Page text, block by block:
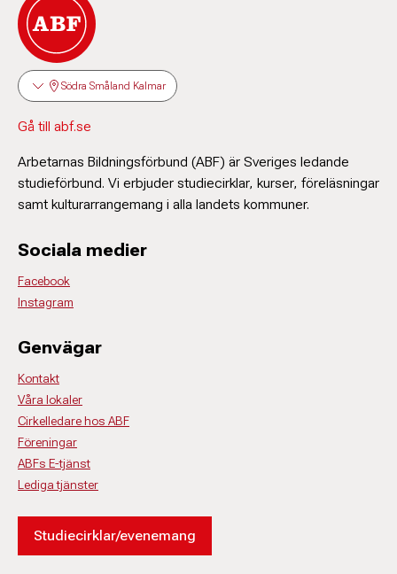
Södra Småland Kalmar
Gå till abf.se
Arbetarnas Bildningsförbund (ABF) är Sveriges ledande
studieförbund. Vi erbjuder studiecirklar, kurser, föreläsningar
samt kulturarrangemang i alla landets kommuner.
Sociala medier
Facebook
Instagram
Genvägar
Kontakt
Våra lokaler
Cirkelledare hos ABF
Föreningar
ABFs E-tjänst
Lediga tjänster
Studiecirklar/evenemang